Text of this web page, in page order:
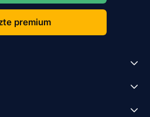
premium